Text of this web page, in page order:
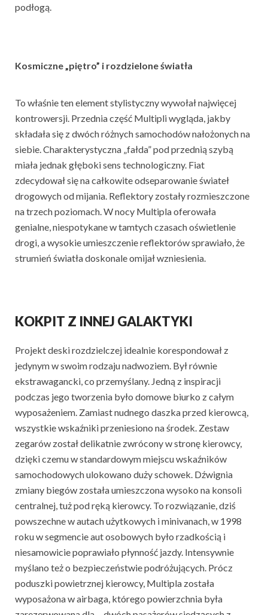
podłogą.
Kosmiczne „piętro” i rozdzielone światła
To właśnie ten element stylistyczny wywołał najwięcej
kontrowersji. Przednia część Multipli wygląda, jakby
składała się z dwóch różnych samochodów nałożonych na
siebie. Charakterystyczna „fałda” pod przednią szybą
miała jednak głęboki sens technologiczny. Fiat
zdecydował się na całkowite odseparowanie świateł
drogowych od mijania. Reflektory zostały rozmieszczone
na trzech poziomach. W nocy Multipla oferowała
genialne, niespotykane w tamtych czasach oświetlenie
drogi, a wysokie umieszczenie reflektorów sprawiało, że
strumień światła doskonale omijał wzniesienia.
KOKPIT Z INNEJ GALAKTYKI
Projekt deski rozdzielczej idealnie korespondował z
jedynym w swoim rodzaju nadwoziem. Był równie
ekstrawagancki, co przemyślany. Jedną z inspiracji
podczas jego tworzenia było domowe biurko z całym
wyposażeniem. Zamiast nudnego daszka przed kierowcą,
wszystkie wskaźniki przeniesiono na środek. Zestaw
zegarów został delikatnie zwrócony w stronę kierowcy,
dzięki czemu w standardowym miejscu wskaźników
samochodowych ulokowano duży schowek. Dźwignia
zmiany biegów została umieszczona wysoko na konsoli
centralnej, tuż pod ręką kierowcy. To rozwiązanie, dziś
powszechne w autach użytkowych i minivanach, w 1998
roku w segmencie aut osobowych było rzadkością i
niesamowicie poprawiało płynność jazdy. Intensywnie
myślano też o bezpieczeństwie podróżujących. Prócz
poduszki powietrznej kierowcy, Multipla została
wyposażona w airbaga, którego powierzchnia była